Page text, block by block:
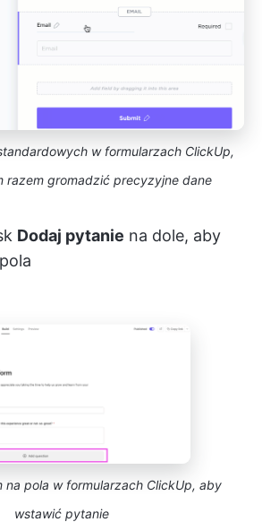
w formularzach ClickUp,
razem gromadzić precyzyjne dane
Dodaj pytanie na dole, aby
na pola w formularzach ClickUp, aby
wstawić pytanie